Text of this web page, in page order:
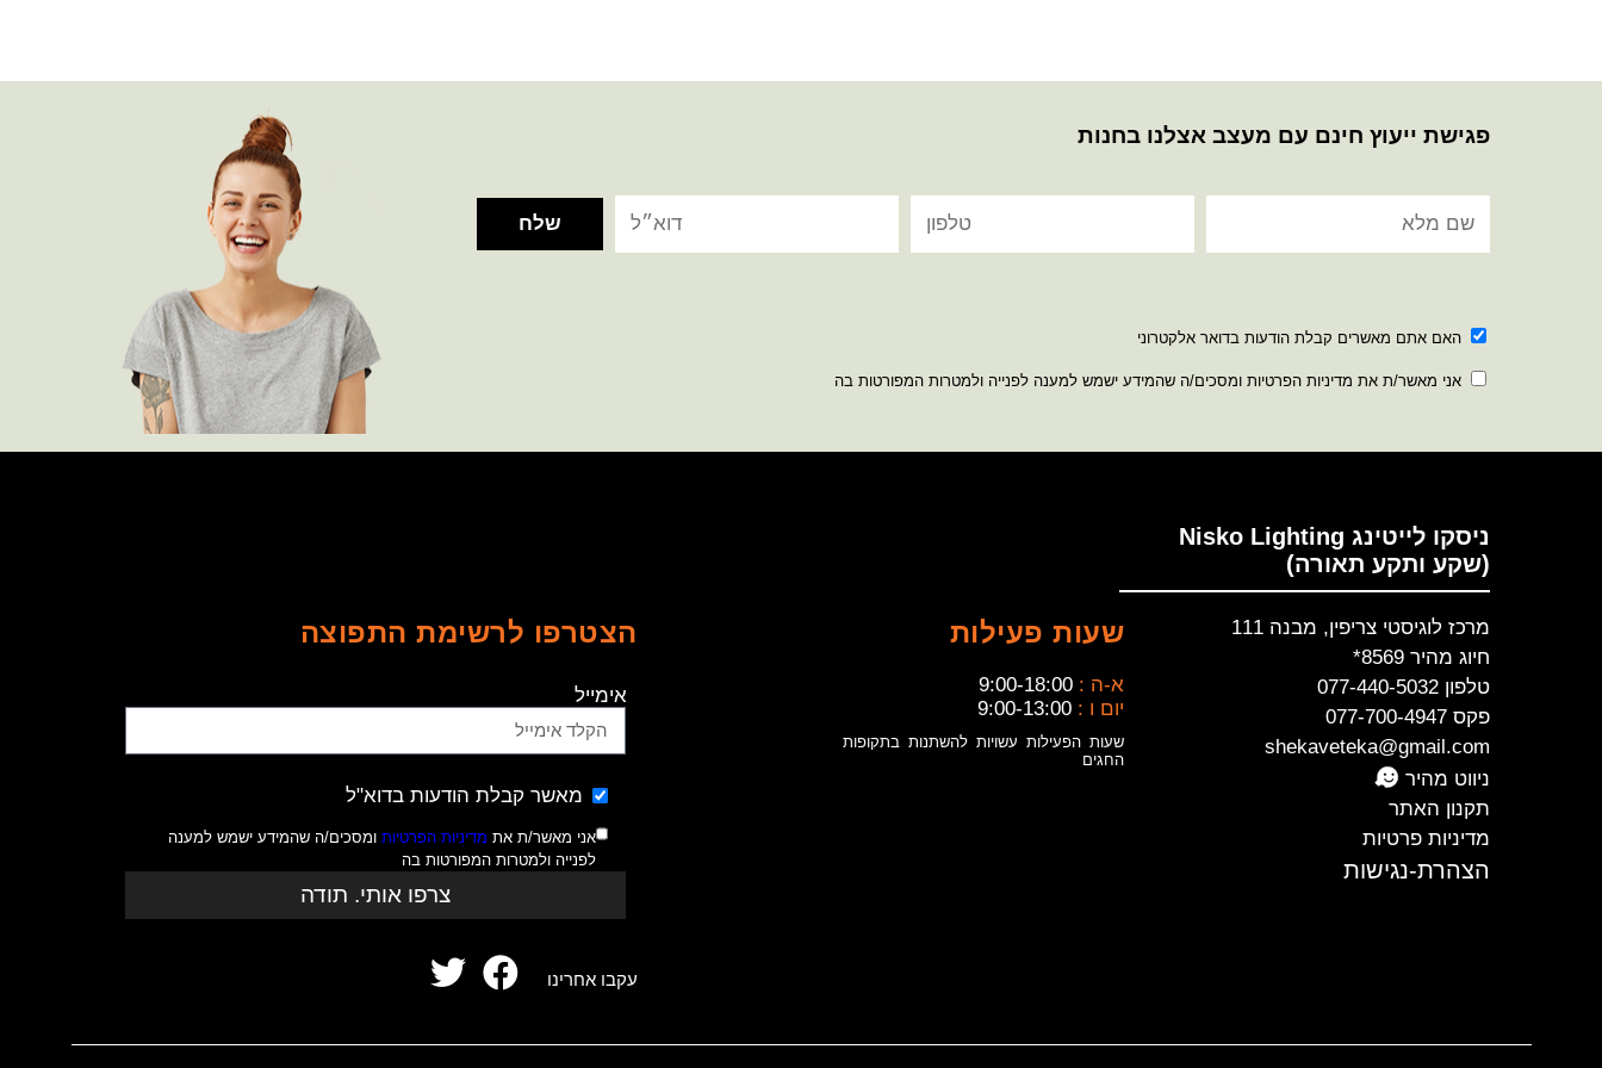
פגישת ייעוץ חינם עם מעצב אצלנו בחנות
האם אתם מאשרים קבלת הודעות בדואר אלקטרוני
אני מאשר/ת את מדיניות הפרטיות ומסכים/ה שהמידע ישמש למענה לפנייה ולמטרות המפורטות בה
ניסקו לייטינג Nisko Lighting
(שקע ותקע תאורה)
מרכז לוגיסטי צריפין, מבנה 111
חיוג מהיר 8569*
טלפון 077-440-5032
פקס 077-700-4947
shekaveteka@gmail.com
ניווט מהיר
תקנון האתר
מדיניות פרטיות
הצהרת-נגישות
שעות פעילות
א-ה : 9:00-18:00
יום ו : 9:00-13:00
שעות הפעילות עשויות להשתנות בתקופות
החגים
הצטרפו לרשימת התפוצה
אימייל
מאשר קבלת הודעות בדוא"ל
אני מאשר/ת את מדיניות הפרטיותומסכים/ה שהמידע ישמש למענה
לפנייה ולמטרות המפורטות בה
צרפו אותי. תודה
עקבו אחרינו